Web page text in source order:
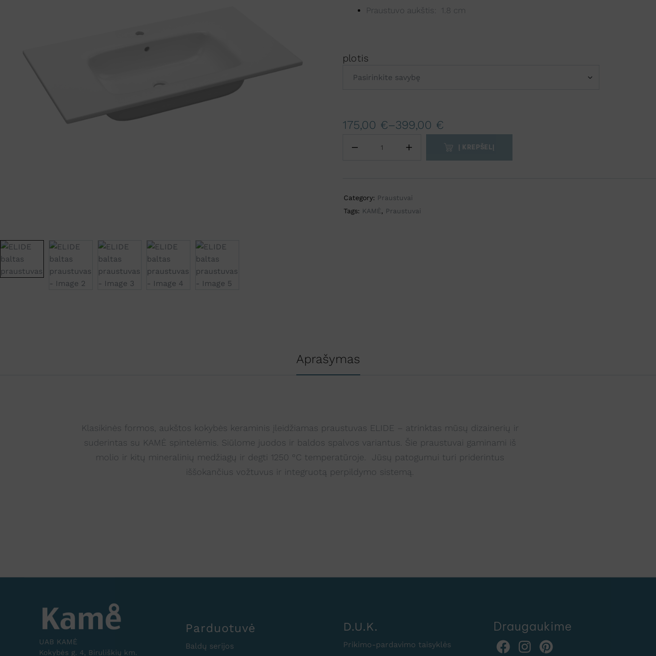
Praustuvo aukštis: 1.8 cm
plotis
175,00 €–399,00 €
Į KREPŠELĮ
t
i
Category: Praustuvai
Tags: KAMĖ, Praustuvai
Aprašymas
Klasikinės formos, aukštos kokybės keraminis įleidžiamas praustuvas ELIDE – atrinktas mūsų dizainerių ir
suderintas su KAMĖ spintelėmis. Siūlome juodos ir baldos spalvos variantus. Šie praustuvai gaminami iš
molio ir kitų mineralinių medžiagų ir degti 1250 °C temperatūroje. Jūsų patogumui turi priderintus
iššokančius vožtuvus ir integruotą perpildymo sistemą.
UAB KAMĖ
Kokybės g. 4, Biruliškių km.
Parduotuvė
Baldų serijos
D.U.K.
Prikimo-pardavimo taisyklės
Draugaukime